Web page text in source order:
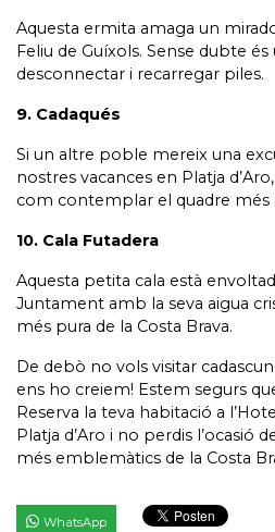
Aquesta ermita amaga un
Feliu de Guíxols. Sense dubte
desconnectar i recarregar piles.
9. Cadaqués
Si un altre poble mereix una
nostres vacances en Platja
com contemplar el quadre més
10. Cala Futadera
Aquesta petita cala està
Juntament amb la seva aigua
més pura de la Costa Brava.
De debò no vols visitar cadascun
ens ho creiem! Estem segurs
Reserva la teva habitació a
Platja d’Aro i no perdis l’ocasió
més emblemàtics de la Costa
WhatsApp